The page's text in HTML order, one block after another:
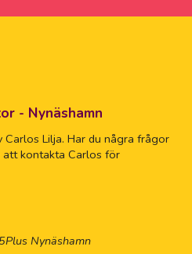
- Nynäshamn
Carlos Lilja. Har du några frågor
kontakta Carlos för
Nynäshamn